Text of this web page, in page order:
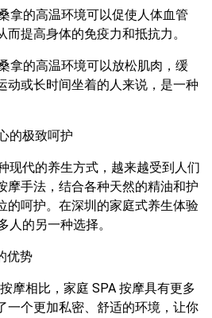
的高温环境可以促使人体血管
提高身体的免疫力和抵抗力。
的高温环境可以放松肌肉，缓
动或长时间坐着的人来说，是一种
极致呵护
代的养生方式，越来越受到人们
摩手法，结合各种天然的精油和护
的呵护。在深圳的家庭式养生体验
人的另一种选择。
优势
相比，家庭 SPA 按摩具有更多
一个更加私密、舒适的环境，让你